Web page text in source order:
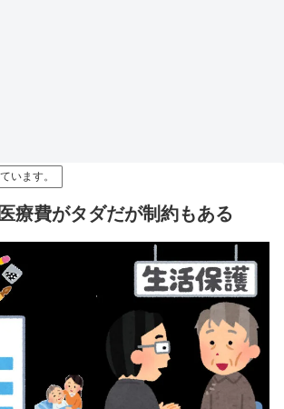
います。
療費がタダだが制約もある